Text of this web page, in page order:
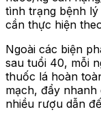
tình trạng bệnh
cần thực hiện
Ngoài các biện
sau tuổi 40, mỗi
thuốc lá hoàn
mạch, đẩy
nhiều rượu dẫn